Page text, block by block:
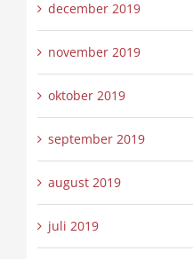
december 2019
november 2019
oktober 2019
september 2019
august 2019
juli 2019